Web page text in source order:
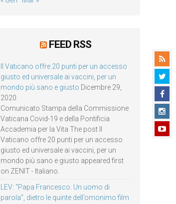
FEED RSS
Il Vaticano offre 20 punti per un accesso
giusto ed universale ai vaccini, per un
mondo più sano e giusto Dicembre 29,
2020
Comunicato Stampa della Commissione
Vaticana Covid-19 e della Pontificia
Accademia per la Vita The post Il
Vaticano offre 20 punti per un accesso
giusto ed universale ai vaccini, per un
mondo più sano e giusto appeared first
on ZENIT - Italiano.
LEV: “Papa Francesco. Un uomo di
parola”, dietro le quinte dell’omonimo film